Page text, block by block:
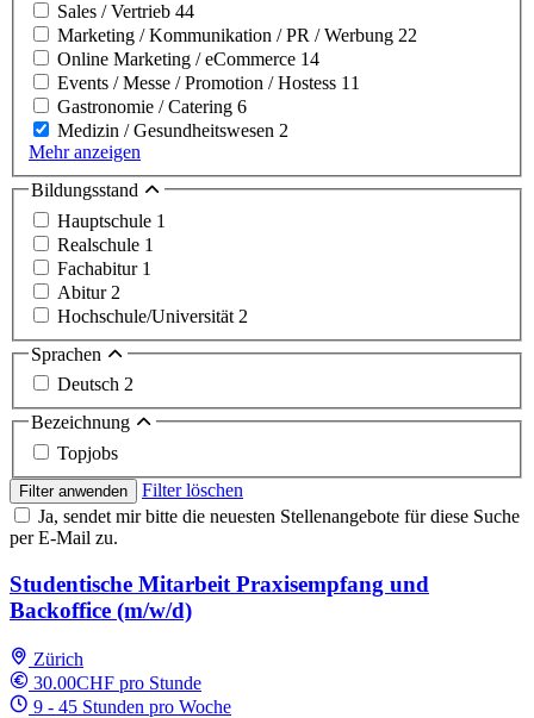
Sales / Vertrieb 44
Marketing / Kommunikation / PR / Werbung 22
Online Marketing / eCommerce 14
Events / Messe / Promotion / Hostess 11
Gastronomie / Catering 6
Medizin / Gesundheitswesen 2
Mehr anzeigen
Bildungsstand
Hauptschule 1
Realschule 1
Fachabitur 1
Abitur 2
Hochschule/Universität 2
Sprachen
Deutsch 2
Bezeichnung
Topjobs
Filter anwenden
Filter löschen
Ja, sendet mir bitte die neuesten Stellenangebote für diese Suche
per E-Mail zu.
Studentische Mitarbeit Praxisempfang und
Backoffice (m/w/d)
Zürich
30.00CHF pro Stunde
9 - 45 Stunden pro Woche